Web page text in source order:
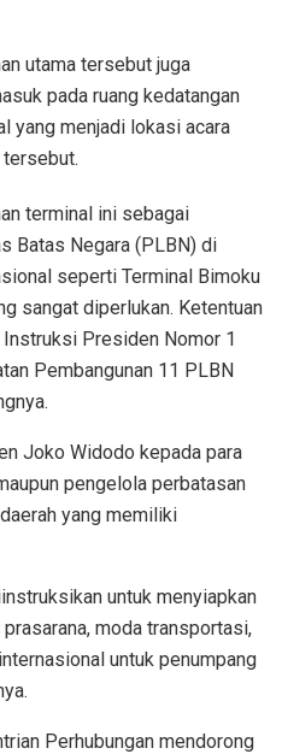
utama tersebut juga
pada ruang kedatangan
yang menjadi lokasi acara
terminal ini sebagai
Batas Negara (PLBN) di
seperti Terminal Bimoku
sangat diperlukan. Ketentuan
Presiden Nomor 1
Pembangunan 11 PLBN
Joko Widodo kepada para
pengelola perbatasan
yang memiliki
untuk menyiapkan
moda transportasi,
untuk penumpang
Perhubungan mendorong